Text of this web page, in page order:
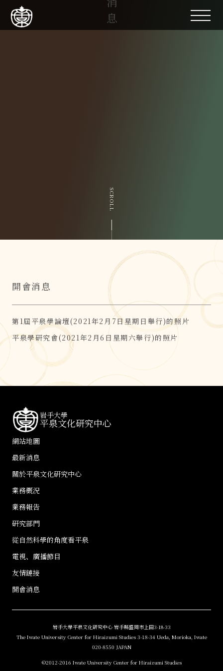
SCROLL
開會消息
第1屆平泉學論壇(2021年2月7日星期日舉行)的照片
平泉學研究會(2021年2月6日星期六舉行)的照片
岩手大學
平泉文化研究中心
網站地圖
最新消息
關於平泉文化研究中心
業務概況
業務報告
研究部門
從自然科學的角度看平泉
電視、廣播節目
友情鏈接
開會消息
岩手大學平泉文化研究中心 岩手縣盛岡市上田3-18-33
The Iwate University Center for Hiraizumi Studies 3-18-34 Ueda, Morioka, Iwate
020-8550 JAPAN
©2012-2016 Iwate University Center for Hiraizumi Studies